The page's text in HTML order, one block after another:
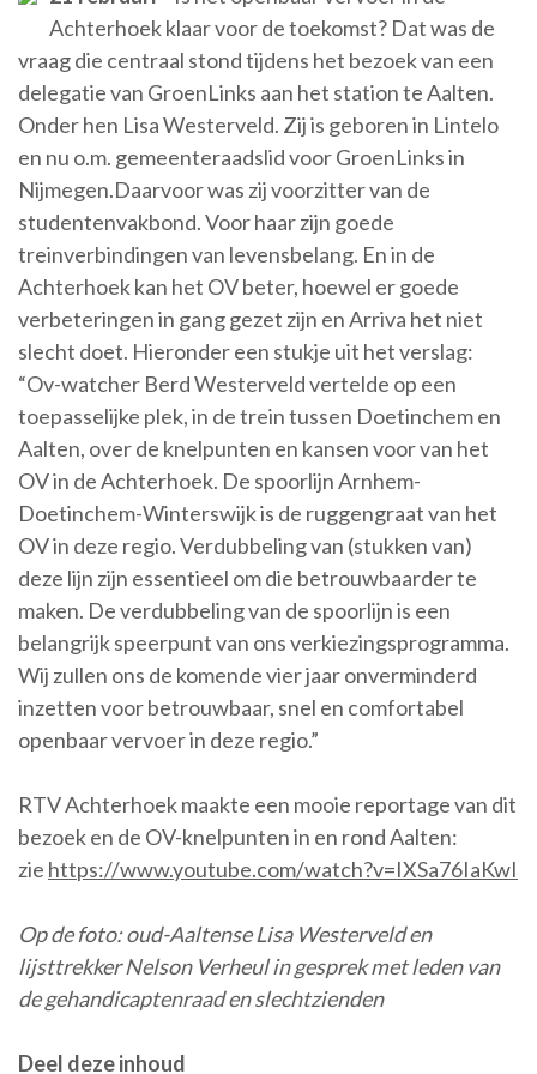
Achterhoek klaar voor de toekomst? Dat was de
vraag die centraal stond tijdens het bezoek van een
delegatie van GroenLinks aan het station te Aalten.
Onder hen Lisa Westerveld. Zij is geboren in Lintelo
en nu o.m. gemeenteraadslid voor GroenLinks in
Nijmegen.Daarvoor was zij voorzitter van de
studentenvakbond. Voor haar zijn goede
treinverbindingen van levensbelang. En in de
Achterhoek kan het OV beter, hoewel er goede
verbeteringen in gang gezet zijn en Arriva het niet
slecht doet. Hieronder een stukje uit het verslag:
“Ov-watcher Berd Westerveld vertelde op een
toepasselijke plek, in de trein tussen Doetinchem en
Aalten, over de knelpunten en kansen voor van het
OV in de Achterhoek. De spoorlijn Arnhem-
Doetinchem-Winterswijk is de ruggengraat van het
OV in deze regio. Verdubbeling van (stukken van)
deze lijn zijn essentieel om die betrouwbaarder te
maken. De verdubbeling van de spoorlijn is een
belangrijk speerpunt van ons verkiezingsprogramma.
Wij zullen ons de komende vier jaar onverminderd
inzetten voor betrouwbaar, snel en comfortabel
openbaar vervoer in deze regio.”
RTV Achterhoek maakte een mooie reportage van dit
bezoek en de OV-knelpunten in en rond Aalten:
zie https://www.youtube.com/watch?v=IXSa76IaKwI
Op de foto: oud-Aaltense Lisa Westerveld en
lijsttrekker Nelson Verheul in gesprek met leden van
de gehandicaptenraad en slechtzienden
Deel deze inhoud